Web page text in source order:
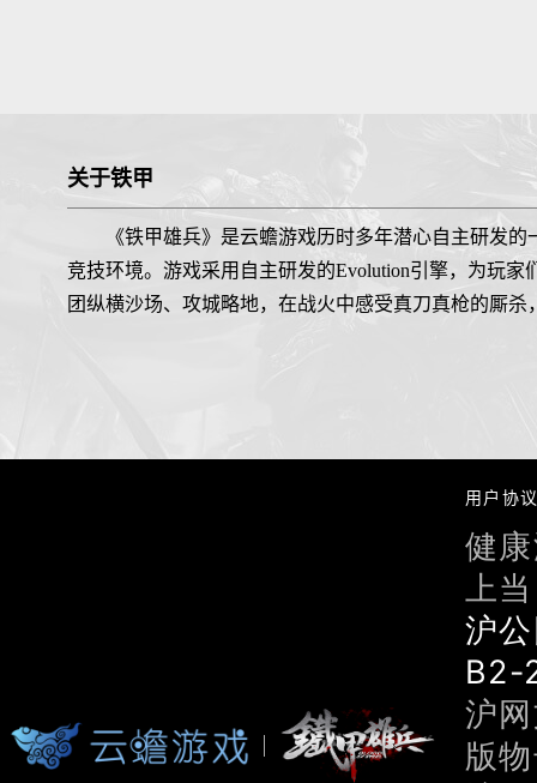
关于铁甲
《铁甲雄兵》是云蟾游戏历时多年潜心自主研发
竞技环境。游戏采用自主研发的Evolution引擎，为玩
团纵横沙场、攻城略地，在战火中感受真刀真枪的厮
用户协议
健
上
沪
B2-
沪
版